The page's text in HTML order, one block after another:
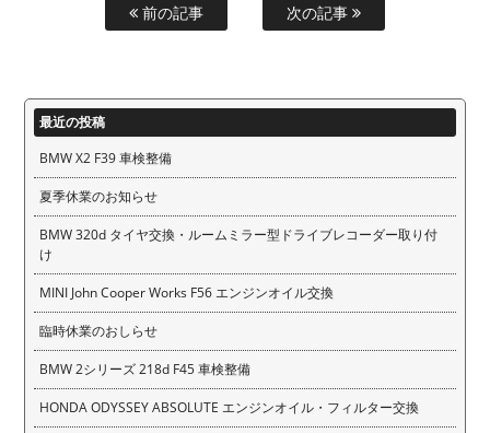
前の記事 次の記事
最近の投稿
BMW X2 F39 車検整備
夏季休業のお知らせ
BMW 320d タイヤ交換・ルームミラー型ドライブレコーダー取り付
け
MINI John Cooper Works F56 エンジンオイル交換
臨時休業のおしらせ
BMW 2シリーズ 218d F45 車検整備
HONDA ODYSSEY ABSOLUTE エンジンオイル・フィルター交換